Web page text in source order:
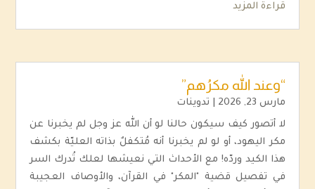
قراءة المزيد
“وعند الله مكرُهم”
مارس 23, 2026 تدوينات
لا أتصور كيف سيكون حالنا لو أن الله عز وجل لم يخبرنا عن
مكر اليهود، أو لو لم يخبرنا أنه مُتكفلٌ بذاته العليّة بكشف
هذا الكيد وردّه! مع الأحداث التي نعيشها لعلك تُدرك السر
في تفصيل قضية "المكر" في القرآن، والأوصاف العجيبة